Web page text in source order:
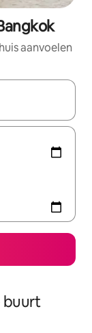
aanvoelen
je een keuze
buurt